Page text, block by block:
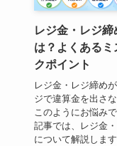
レジ金・レジ
は？よくあるミ
クポイント
レジ金・レジ締め
ジで違算金を出さ
このようにお悩み
記事では、レジ金
について解説しま